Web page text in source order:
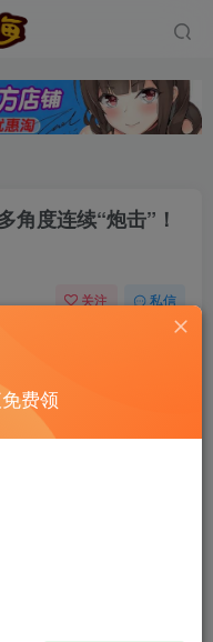
角度连续“炮击”！
关注 私信
+扫码加好友，即
液→
费领